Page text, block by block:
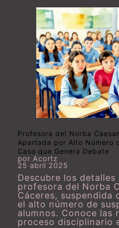
Profesora del Norba
Apartada por Alto Número
Caso que Genera Debate
por Acortz
25 abril 2025
Descubre los detalles
profesora del Norba
Cáceres, suspendida
el alto número de
alumnos. Conoce las
proceso disciplinario